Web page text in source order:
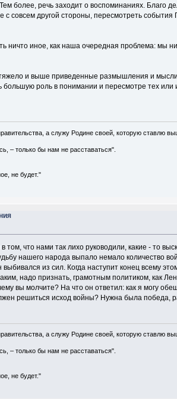
более, речь заходит о воспоминаниях. Благо
с совсем другой стороны, пересмотреть
ничто иное, как наша очередная проблема: мы
и выше приведенные размышления и
роль в понимании и пересмотре тех
а служу Родине своей, которую ставлю
– только бы нам не расставаться".
не будет."
том, что нами так лихо руководили, какие - то
нашего народа выпало немало количество
из сил. Когда наступит конец всему
надо признать, грамотным политиком, как
вы молчите? На что он ответил: как я могу
решиться исход войны? Нужна была победа,
а служу Родине своей, которую ставлю
– только бы нам не расставаться".
не будет."